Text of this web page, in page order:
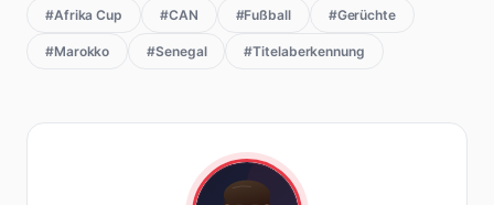
#Afrika Cup #CAN #Fußball #Gerüchte
#Marokko #Senegal #Titelaberkennung